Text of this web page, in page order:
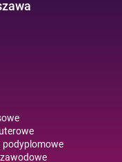
podyplomowe